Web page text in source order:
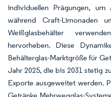
individuellen Prägungen, um
während Craft-Limonaden
Weißglasbehälter
hervorheben. Diese
Behälterglas-Marktgröße für
Jahr 2025, die bis 2031 stetig
Exporte ausgeweitet werden.